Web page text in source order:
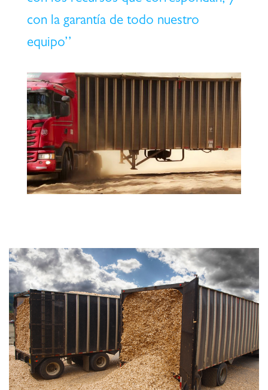
con la garantía de todo nuestro
equipo’’